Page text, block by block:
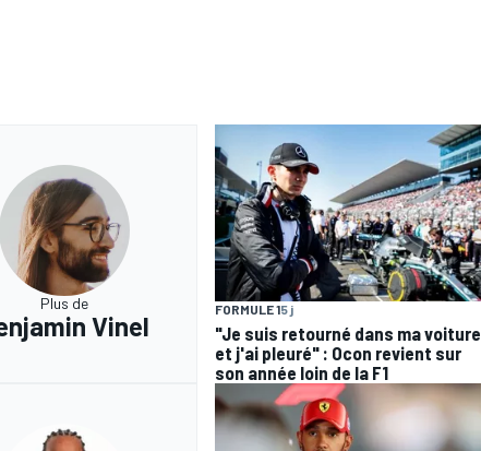
Plus de
Vinel
FORMULE 15 j
"Je suis retourné dans ma voiture
et j'ai pleuré" : Ocon revient sur
son année loin de la F1